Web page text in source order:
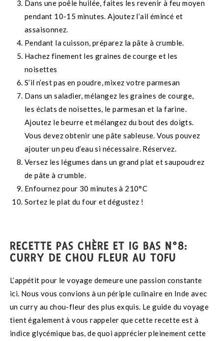
Dans une poêle huilée, faites les revenir à feu moyen
pendant 10-15 minutes. Ajoutez l’ail émincé et
assaisonnez.
Pendant la cuisson, préparez la pâte à crumble.
Hachez finement les graines de courge et les
noisettes
S’il n’est pas en poudre, mixez votre parmesan
Dans un saladier, mélangez les graines de courge,
les éclats de noisettes, le parmesan et la farine.
Ajoutez le beurre et mélangez du bout des doigts.
Vous devez obtenir une pâte sableuse. Vous pouvez
ajouter un peu d’eau si nécessaire. Réservez.
Versez les légumes dans un grand plat et saupoudrez
de pâte à crumble.
Enfournez pour 30 minutes à 210°C
Sortez le plat du four et dégustez !
RECETTE PAS CHÈRE ET IG BAS N°8:
CURRY DE CHOU FLEUR AU TOFU
L’appétit pour le voyage demeure une passion constante
ici. Nous vous convions à un périple culinaire en Inde avec
un curry au chou-fleur des plus exquis. Le guide du voyage
tient également à vous rappeler que cette recette est à
indice glycémique bas, de quoi apprécier pleinement cette